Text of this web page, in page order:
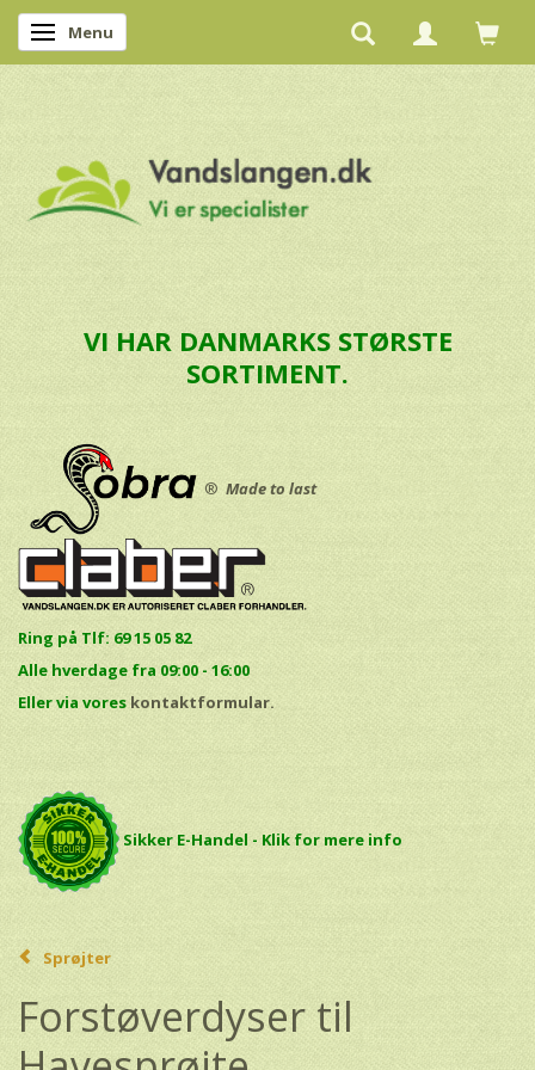
Skifte navigation
Menu
VI HAR DANMARKS STØRSTE
SORTIMENT.
® Made to last
Ring på Tlf: 69 15 05 82
Alle hverdage fra 09:00 - 16:00
Eller via vores kontaktformular.
Sikker E-Handel - Klik for mere info
Sprøjter
Forstøverdyser til